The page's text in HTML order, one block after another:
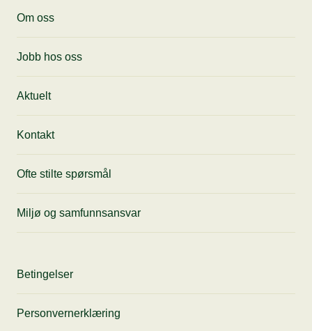
Motta siste nytt, få tips til anledninger og
Om oss
Jobb hos oss
Aktuelt
Kontakt
Ofte stilte spørsmål
Miljø og samfunnsansvar
Betingelser
Personvernerklæring